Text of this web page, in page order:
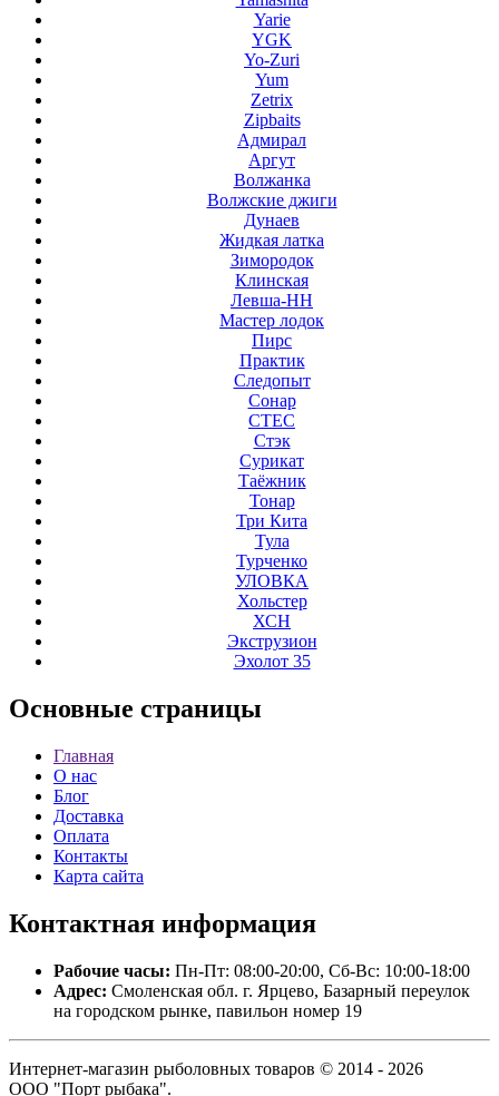
Yarie
YGK
Yo-Zuri
Yum
Zetrix
Zipbaits
Адмирал
Аргут
Волжанка
Волжские джиги
Дунаев
Жидкая латка
Зимородок
Клинская
Левша-НН
Мастер лодок
Пирс
Практик
Следопыт
Сонар
СТЕС
Стэк
Сурикат
Таёжник
Тонар
Три Кита
Тула
Турченко
УЛОВКА
Хольстер
ХСН
Экструзион
Эхолот 35
Основные страницы
Главная
О нас
Блог
Доставка
Оплата
Контакты
Карта сайта
Контактная информация
Рабочие часы: Пн-Пт: 08:00-20:00, Сб-Вс: 10:00-18:00
Адрес: Смоленская обл. г. Ярцево, Базарный переулок
на городском рынке, павильон номер 19
Интернет-магазин рыболовных товаров © 2014 - 2026
ООО "Порт рыбака".